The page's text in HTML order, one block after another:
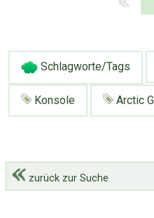
Schlagworte/Tags
Konsole Arctic
zurück zur Suche